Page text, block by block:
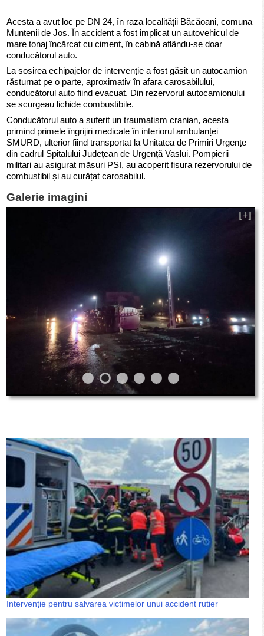
Acesta a avut loc pe DN 24, în raza localității Băcăoani, comuna
Muntenii de Jos. În accident a fost implicat un autovehicul de
mare tonaj încărcat cu ciment, în cabină aflându-se doar
conducătorul auto.
La sosirea echipajelor de intervenție a fost găsit un autocamion
răsturnat pe o parte, aproximativ în afara carosabilului,
conducătorul auto fiind evacuat. Din rezervorul autocamionului
se scurgeau lichide combustibile.
Conducătorul auto a suferit un traumatism cranian, acesta
primind primele îngrijiri medicale în interiorul ambulanței
SMURD, ulterior fiind transportat la Unitatea de Primiri Urgențe
din cadrul Spitalului Județean de Urgență Vaslui. Pompierii
militari au asigurat măsuri PSI, au acoperit fisura rezervorului de
combustibil și au curățat carosabilul.
Galerie imagini
Intervenție pentru salvarea victimelor unui accident rutier